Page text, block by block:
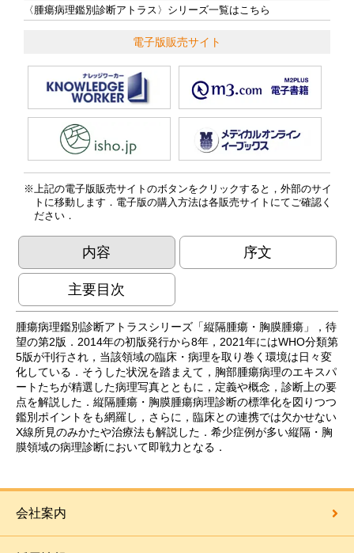
〈腫瘍病理鑑別診断アトラス〉シリーズ一覧はこちら
電子版販売サイト
上記の電子版販売サイトのボタンをクリックすると，外部のサイ
トに移動します．電子版の購入方法は各販売サイトにてご確認く
ださい．
内容 序文
主要目次
腫瘍病理鑑別診断アトラスシリーズ「縦隔腫瘍・胸膜腫瘍」，待
望の第2版．2014年の初版発行から8年，2021年にはWHO分類第
5版が刊行され，当該領域の臨床・病理を取り巻く環境は日々変
化している．そうした状況を踏まえて，胸部腫瘍病理のエキスパ
ートたちが精選した病理写真とともに，定義や概念，診断上の要
点を解説した．縦隔腫瘍・胸膜腫瘍病理診断の標準化を図りつつ
鑑別ポイントをも網羅し，さらに，臨床との連携では欠かせない
X線所見のみかたや治療法も解説した．希少症例が多い縦隔・胸
膜領域の病理診断において即戦力となる．
会社案内